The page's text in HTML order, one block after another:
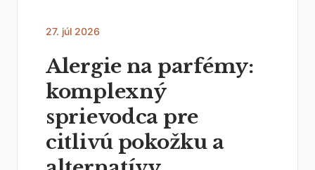
27. júl 2026
Alergie na parfémy:
komplexný
sprievodca pre
citlivú pokožku a